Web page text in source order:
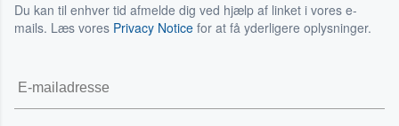
Du kan til enhver tid afmelde dig ved hjælp af linket i vores e-
mails. Læs vores Privacy Notice for at få yderligere oplysninger.